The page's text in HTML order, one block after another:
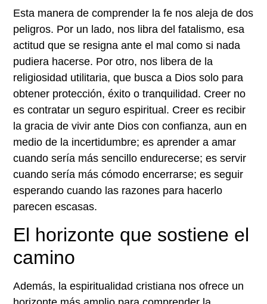
Esta manera de comprender la fe nos aleja de dos
peligros. Por un lado, nos libra del fatalismo, esa
actitud que se resigna ante el mal como si nada
pudiera hacerse. Por otro, nos libera de la
religiosidad utilitaria, que busca a Dios solo para
obtener protección, éxito o tranquilidad. Creer no
es contratar un seguro espiritual. Creer es recibir
la gracia de vivir ante Dios con confianza, aun en
medio de la incertidumbre; es aprender a amar
cuando sería más sencillo endurecerse; es servir
cuando sería más cómodo encerrarse; es seguir
esperando cuando las razones para hacerlo
parecen escasas.
El horizonte que sostiene el
camino
Además, la espiritualidad cristiana nos ofrece un